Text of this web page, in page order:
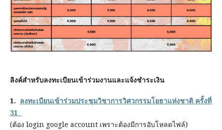
ลิงค์สำหรับลงทะเบียนเข้าร่วมงานและแจ้งชำระเงิน
1. ลงทะเบียนเข้าร่วมประชุมวิชาการวิศวกรรมโยธาแห่งชาติ ครั้งที่
31
(ต้อง login google account เพราะต้องมีการอับโหลดไฟล์)